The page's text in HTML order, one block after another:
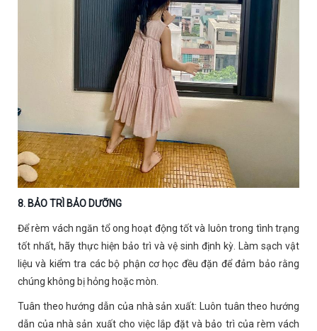
8. BẢO TRÌ BẢO DƯỠNG
Để rèm vách ngăn tổ ong hoạt động tốt và luôn trong tình trạng
tốt nhất, hãy thực hiện bảo trì và vệ sinh định kỳ. Làm sạch vật
liệu và kiểm tra các bộ phận cơ học đều đặn để đảm bảo rằng
chúng không bị hỏng hoặc mòn.
Tuân theo hướng dẫn của nhà sản xuất: Luôn tuân theo hướng
dẫn của nhà sản xuất cho việc lắp đặt và bảo trì của rèm vách